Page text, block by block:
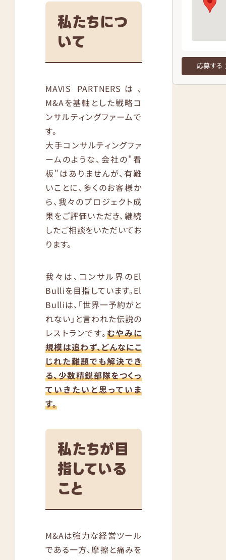
私たちにつ
いて
MAVIS PARTNERSは、
M&Aを基軸とした戦略コ
ンサルティングファームで
す。
大手コンサルティングファ
ームのような、会社の"看
板"はありませんが、有難
いことに、多くのお客様か
ら、我々のプロジェクト成
果をご評価いただき、継続
したご相談をいただいてお
ります。
我々は、コンサル界のEl
Bulliを目指しています。El
Bulliは、「世界一予約がと
れない」と言われた伝説の
レストランです。むやみに
規模は追わず、どんなにこ
じれた難題でも解決でき
る、少数精鋭部隊をつくっ
ていきたいと思っていま
す。
私たちが目
指している
こと
M&Aは強力な経営ツール
である一方、摩擦と痛みを
応募する